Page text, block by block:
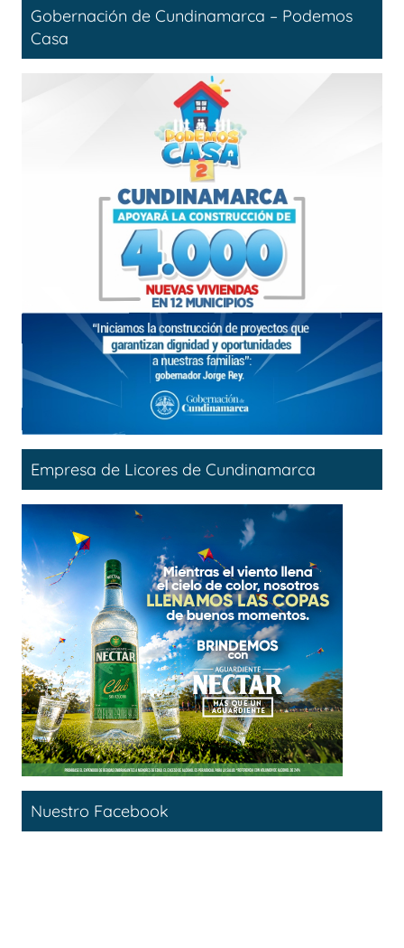
Gobernación de Cundinamarca – Podemos
Casa
Empresa de Licores de Cundinamarca
Nuestro Facebook